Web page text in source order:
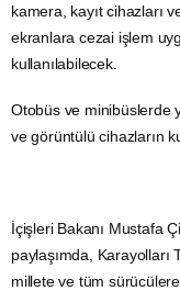
kamera, kayıt cihazları
ekranlara cezai işlem
kullanılabilecek.
Otobüsve minibüslerde
ve görüntülü cihazların
İçişleri Bakanı Mustafa
paylaşımda, Karayolları
millete ve tüm